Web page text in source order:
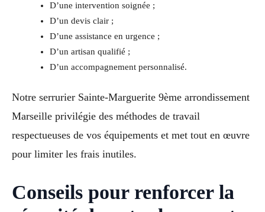
D’une intervention soignée ;
D’un devis clair ;
D’une assistance en urgence ;
D’un artisan qualifié ;
D’un accompagnement personnalisé.
Notre serrurier Sainte-Marguerite 9ème arrondissement
Marseille privilégie des méthodes de travail
respectueuses de vos équipements et met tout en œuvre
pour limiter les frais inutiles.
Conseils pour renforcer la